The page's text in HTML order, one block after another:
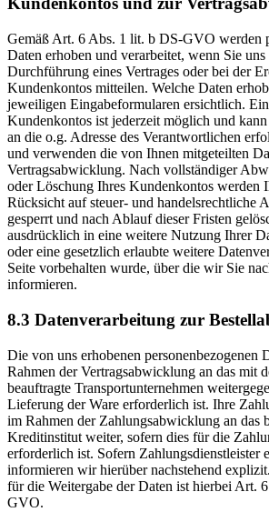
Gemäß Art. 6 Abs. 1 lit. b DS-GVO werden
Daten erhoben und verarbeitet, wenn Sie uns
Durchführung eines Vertrages oder bei der
Kundenkontos mitteilen. Welche Daten
jeweiligen Eingabeformularen ersichtlich.
Kundenkontos ist jederzeit möglich und
an die o.g. Adresse des Verantwortlichen
und verwenden die von Ihnen mitgeteilten
Vertragsabwicklung. Nach vollständiger
oder Löschung Ihres Kundenkontos werden
Rücksicht auf steuer- und handelsrechtliche
gesperrt und nach Ablauf dieser Fristen
ausdrücklich in eine weitere Nutzung Ihrer
oder eine gesetzlich erlaubte weitere
Seite vorbehalten wurde, über die wir Sie
informieren.
8.3 Datenverarbeitung zur
Die von uns erhobenen personenbezogenen
Rahmen der Vertragsabwicklung an das mit
beauftragte Transportunternehmen
Lieferung der Ware erforderlich ist. Ihre
im Rahmen der Zahlungsabwicklung an das
Kreditinstitut weiter, sofern dies für die
erforderlich ist. Sofern Zahlungsdienstleister
informieren wir hierüber nachstehend
für die Weitergabe der Daten ist hierbei Art.
GVO.